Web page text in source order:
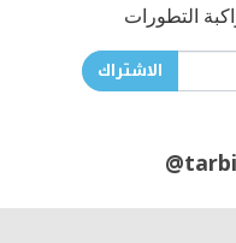
التطورات
الاشتراك